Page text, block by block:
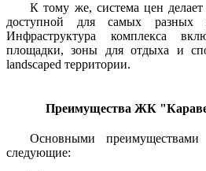
К тому же, система цен
доступной для самых разных
Инфраструктура комплекса
площадки, зоны для отдыха и
landscaped территории.
Преимущества ЖК
Основными
следующие: